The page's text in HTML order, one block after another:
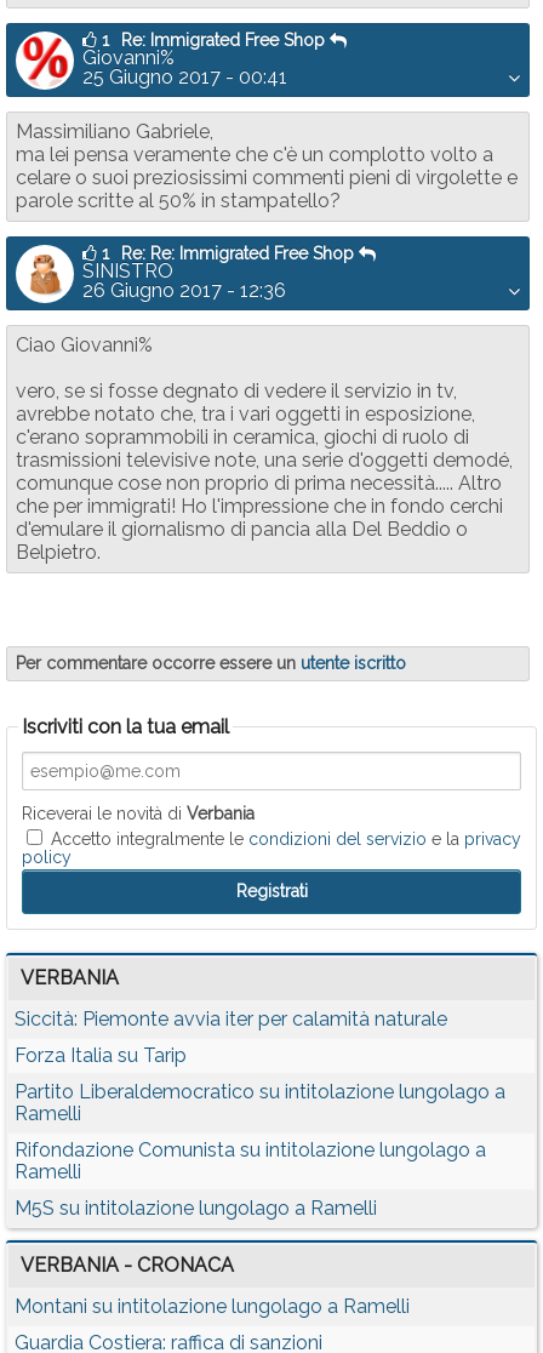
1 Re: Immigrated Free Shop
Giovanni%
25 Giugno 2017 - 00:41
Massimiliano Gabriele,
ma lei pensa veramente che c'è un complotto volto a
celare o suoi preziosissimi commenti pieni di virgolette e
parole scritte al 50% in stampatello?
1 Re: Re: Immigrated Free Shop
SINISTRO
26 Giugno 2017 - 12:36
Ciao Giovanni%
vero, se si fosse degnato di vedere il servizio in tv,
avrebbe notato che, tra i vari oggetti in esposizione,
c'erano soprammobili in ceramica, giochi di ruolo di
trasmissioni televisive note, una serie d'oggetti demodé,
comunque cose non proprio di prima necessità..... Altro
che per immigrati! Ho l'impressione che in fondo cerchi
d'emulare il giornalismo di pancia alla Del Beddio o
Belpietro.
Per commentare occorre essere un utente iscritto
Iscriviti con la tua email
Riceverai le novità di Verbania
Accetto integralmente le condizioni del servizio e la privacy
policy
VERBANIA
Siccità: Piemonte avvia iter per calamità naturale
Forza Italia su Tarip
Partito Liberaldemocratico su intitolazione lungolago a
Ramelli
Rifondazione Comunista su intitolazione lungolago a
Ramelli
M5S su intitolazione lungolago a Ramelli
VERBANIA - CRONACA
Montani su intitolazione lungolago a Ramelli
Guardia Costiera: raffica di sanzioni